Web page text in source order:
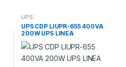
UPS
UPS CDP LIUPR-655 400VA
200W UPS LINEA
INTERACTIVA LITIO LIFEPO4
120VAC 5 TOMAS BLANCO